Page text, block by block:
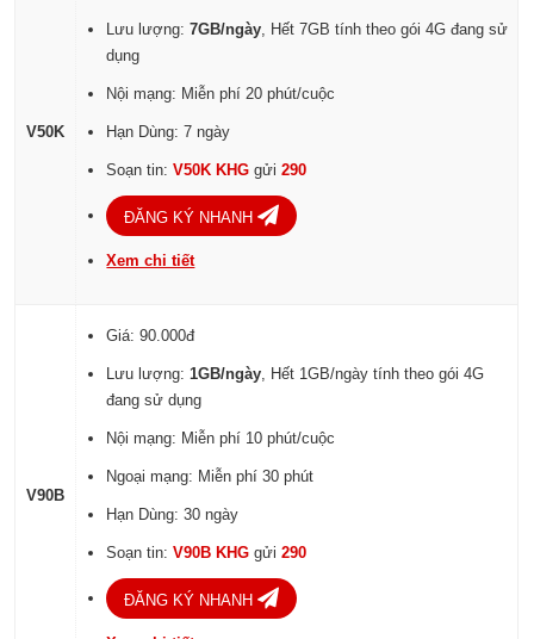
V50K
Lưu lượng:7GB/ngày, Hết 7GB tính theo gói 4G đang sử
dụng
Nội mạng: Miễn phí 20 phút/cuộc
Hạn Dùng: 7 ngày
Soạn tin:V50K KHGgửi290
ĐĂNG KÝ NHANH
Xem chi tiết
V90B
Giá: 90.000đ
Lưu lượng:1GB/ngày, Hết 1GB/ngày tính theo gói 4G
đang sử dụng
Nội mạng: Miễn phí 10 phút/cuộc
Ngoại mạng: Miễn phí 30 phút
Hạn Dùng: 30 ngày
Soạn tin:V90B KHGgửi290
ĐĂNG KÝ NHANH